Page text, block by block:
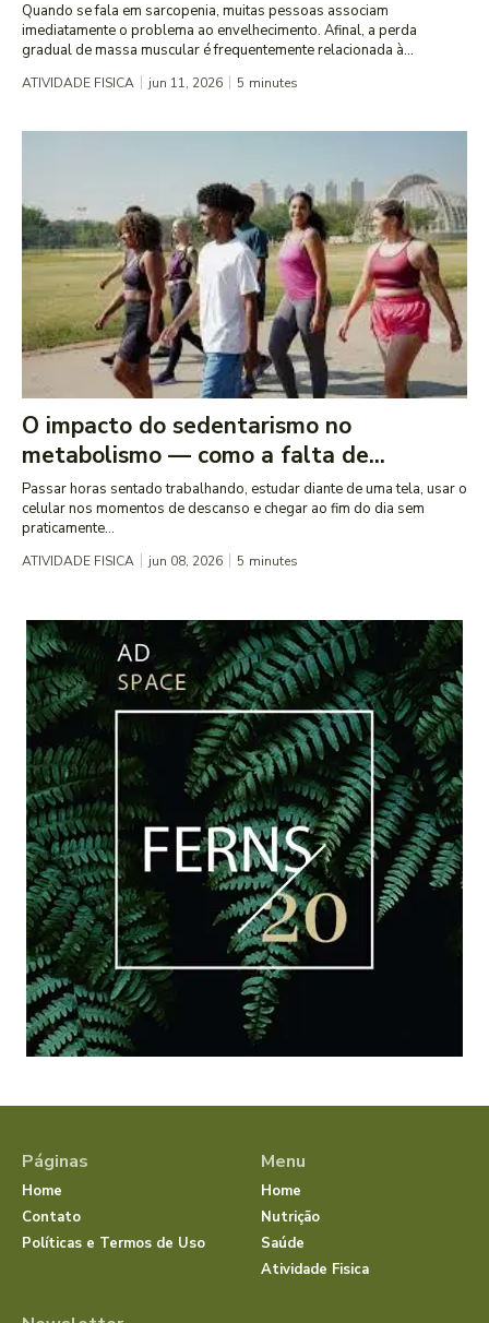
Quando se fala em sarcopenia, muitas pessoas associam
imediatamente o problema ao envelhecimento. Afinal, a perda
gradual de massa muscular é frequentemente relacionada à...
ATIVIDADE FISICA jun 11, 2026 5 minutes
O impacto do sedentarismo no
metabolismo — como a falta de...
Passar horas sentado trabalhando, estudar diante de uma tela, usar o
celular nos momentos de descanso e chegar ao fim do dia sem
praticamente...
ATIVIDADE FISICA jun 08, 2026 5 minutes
Páginas
Home
Contato
Políticas e Termos de Uso
Menu
Home
Nutrição
Saúde
Atividade Fisica